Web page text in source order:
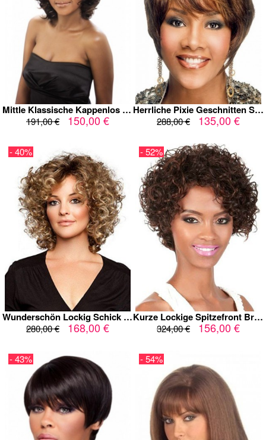
Mittle Klassische Kappenlos Perfekt Wellige Echthaar Perücke
191,00 € 150,00 €
Herrliche Pixie Geschnitten Stil Echthaar Perücke
288,00 € 135,00 €
Wunderschön Lockig Schick Spitzefront Echthaar Perücke
280,00 € 168,00 €
- 40%
Kurze Lockige Spitzefront Brillant Echthaar Perücke
324,00 € 156,00 €
- 52%
- 43% - 54%